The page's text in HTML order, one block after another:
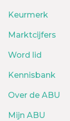
Keurmerk
Marktcijfers
Word lid
Kennisbank
Over de ABU
Mijn ABU